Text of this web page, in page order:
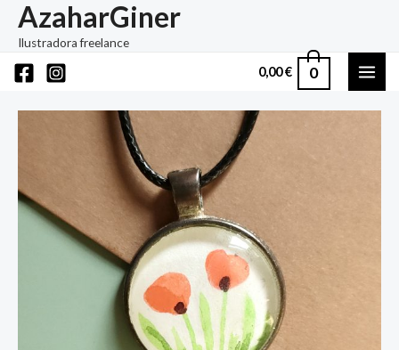
AzaharGiner
Ilustradora freelance
0,00€ 0